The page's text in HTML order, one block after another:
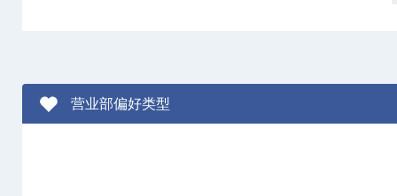
营业部偏好类型